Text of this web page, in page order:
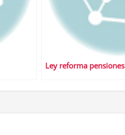
Ley reforma pensiones